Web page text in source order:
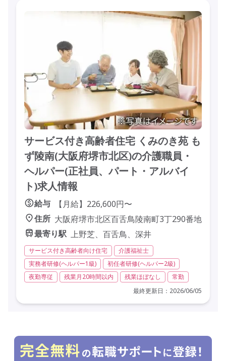
サービス付き高齢者住宅 くみのき苑 も
ず陵南(大阪府堺市北区)の介護職員・
ヘルパー(正社員、パート・アルバイ
ト)求人情報
給与
【月給】226,600円〜
住所 大阪府堺市北区百舌鳥陵南町3丁290番地
最寄り駅 上野芝、百舌鳥、深井
サービス付き高齢者向け住宅
介護福祉士
実務者研修(ヘルパー1級)
初任者研修(ヘルパー2級)
夜勤専従
残業月20時間以内 残業ほぼなし
常勤
最終更新日：2026/06/05